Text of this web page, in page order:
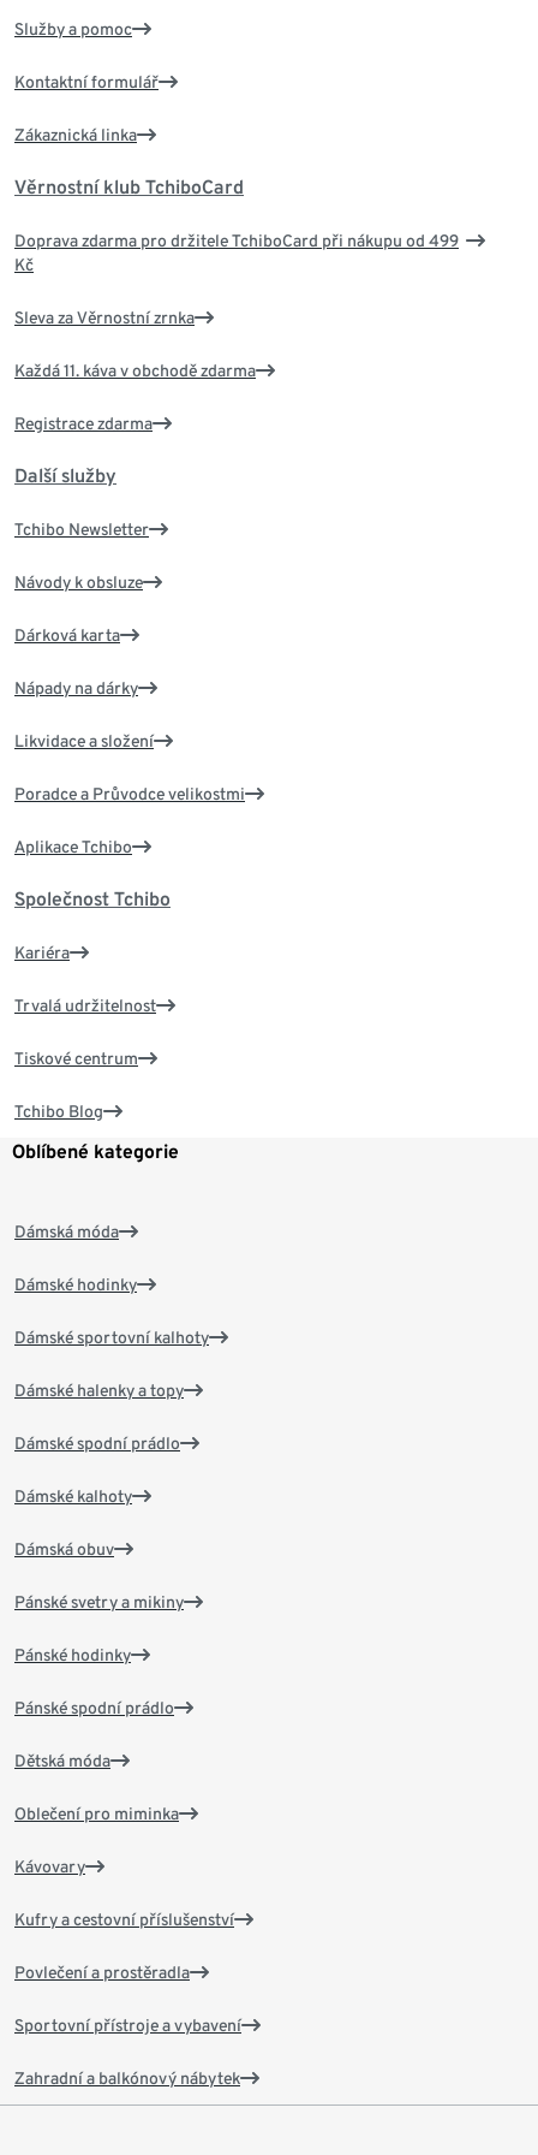
Služby a pomoc
Kontaktní formulář
Zákaznická linka
Věrnostní klub TchiboCard
Doprava zdarma pro držitele TchiboCard při nákupu od 499
Kč
Sleva za Věrnostní zrnka
Každá 11. káva v obchodě zdarma
Registrace zdarma
Další služby
Tchibo Newsletter
Návody k obsluze
Dárková karta
Nápady na dárky
Likvidace a složení
Poradce a Průvodce velikostmi
Aplikace Tchibo
Společnost Tchibo
Kariéra
Trvalá udržitelnost
Tiskové centrum
Tchibo Blog
Oblíbené kategorie
Dámská móda
Dámské hodinky
Dámské sportovní kalhoty
Dámské halenky a topy
Dámské spodní prádlo
Dámské kalhoty
Dámská obuv
Pánské svetry a mikiny
Pánské hodinky
Pánské spodní prádlo
Dětská móda
Oblečení pro miminka
Kávovary
Kufry a cestovní příslušenství
Povlečení a prostěradla
Sportovní přístroje a vybavení
Zahradní a balkónový nábytek